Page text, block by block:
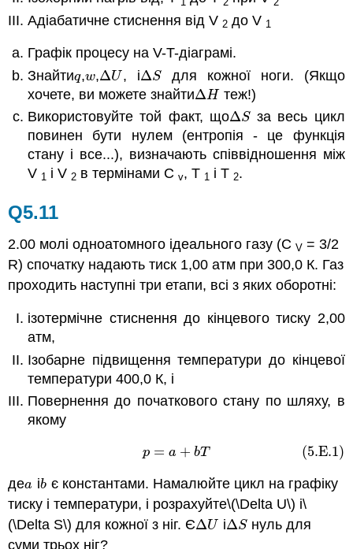
Адіабатичне стиснення від V 2 до V 1
Графік процесу на V-T-діаграмі.
Знайтиq
q,w
w,ΔU
ΔU , іΔS
ΔSдля кожної ноги. (Якщо
хочете, ви можете знайтиΔH
ΔH теж!)
Використовуйте той факт, щоΔS
ΔSза весь цикл
повинен бути нулем (ентропія - це функція
стану і все...), визначають співвідношення між
V 1 і V 2 в термінами Cv, T 1 і T 2.
Q5.11
2.00 молі одноатомного ідеального газу (CV = 3/2
R) спочатку надають тиск 1,00 атм при 300,0 К. Газ
проходить наступні три етапи, всі з яких оборотні:
ізотермічне стиснення до кінцевого тиску 2,00
атм,
Ізобарне підвищення температури до кінцевої
температури 400,0 К, і
Повернення до початкового стану по шляху, в
якому
p = a + bT (5.E.1)
(5.E.1)p=a+b
деa
a іb
b є константами. Намалюйте цикл на графіку
тиску і температури, і розрахуйте\(\Delta U\) і\
(\Delta S\) для кожної з ніг. ЄΔU
ΔU іΔS
ΔS нуль для
суми трьох ніг?